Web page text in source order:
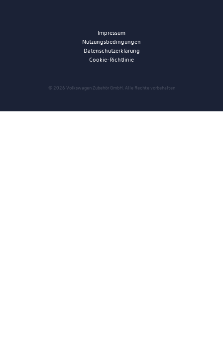
© 2026 Volkswagen Zubehör GmbH. Alle Rechte vorbehalten
Impressum
Nutzungsbedingungen
Datenschutzerklärung
Cookie-Richtlinie